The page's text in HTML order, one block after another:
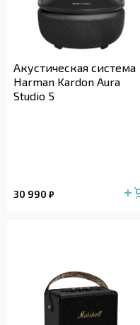
Акустическая система
Harman Kardon Aura
Studio 5
30 990 ₽